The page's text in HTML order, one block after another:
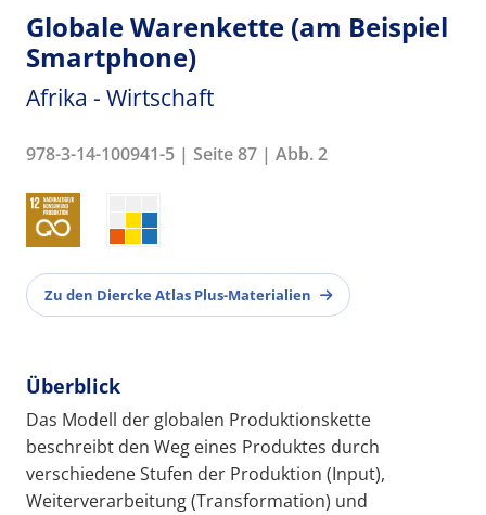
Globale Warenkette (am Beispiel
Smartphone)
Afrika - Wirtschaft
978-3-14-100941-5 | Seite 87 | Abb. 2
Zu den Diercke Atlas Plus-Materialien
Überblick
Das Modell der globalen Produktionskette
beschreibt den Weg eines Produktes durch
verschiedene Stufen der Produktion (Input),
Weiterverarbeitung (Transformation) und